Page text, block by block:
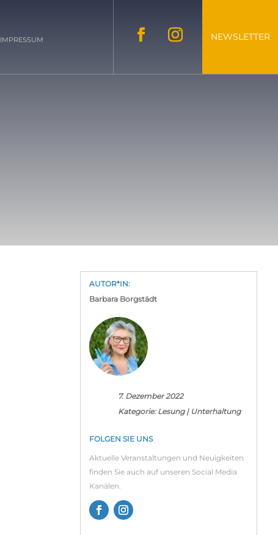
IMPRESSUM NEWSLETTER
AUTOR*IN:
Barbara Borgstädt
7. Dezember 2022
Kategorie: Lesung| Unterhaltung
FOLGEN SIE UNS
Aktuelle Veranstaltungen und Neuigkeiten
finden Sie auch auf unseren Social Media
Kanälen.